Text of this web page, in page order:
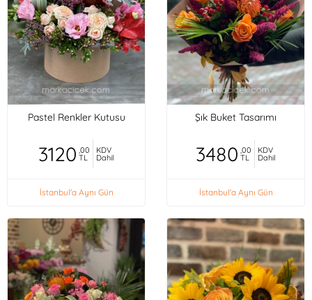
Pastel Renkler Kutusu
3120 ,00
TL
KDV
Dahil
İstanbul'a Aynı Gün
Şık Buket Tasarımı
3480 ,00
TL
KDV
Dahil
İstanbul'a Aynı Gün